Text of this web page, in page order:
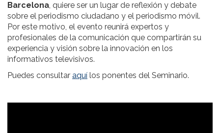
Barcelona, quiere ser un lugar de reflexión y debate
sobre el periodismo ciudadano y el periodismo móvil.
Por este motivo, el evento reunirá expertos y
profesionales de la comunicación que compartirán su
experiencia y visión sobre la innovación en los
informativos televisivos.
Puedes consultar aquí los ponentes del Seminario.